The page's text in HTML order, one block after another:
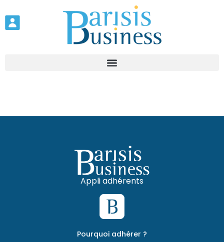
Appli adhérents
Pourquoi adhérer ?